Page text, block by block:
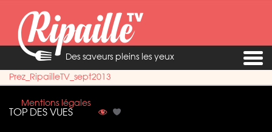
Des saveurs pleins les yeux
Prez_RipailleTV_sept2013
Mentions légales
TOP DES VUES